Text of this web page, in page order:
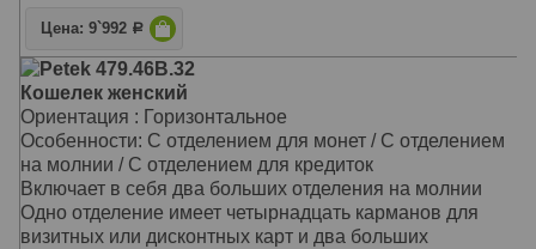
Размер: 10,0х18,0 см
Цена: 9`992 Р
Petek 479.46B.32
Кошелек женский
Ориентация : Горизонтальное
Особенности: С отделением для монет / С отделением
на молнии / С отделением для кредиток
Включает в себя два больших отделения на молнии
Одно отделение имеет четырнадцать карманов для
визитных или дисконтных карт и два больших